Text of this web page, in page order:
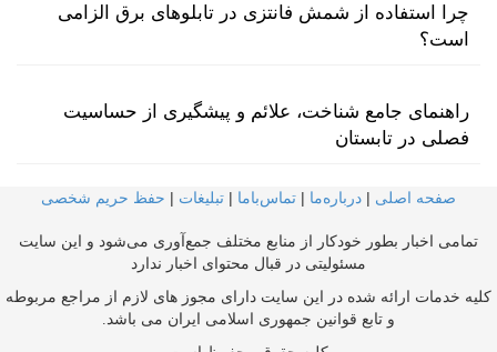
چرا استفاده از شمش فانتزی در تابلوهای برق الزامی
است؟
راهنمای جامع شناخت، علائم و پیشگیری از حساسیت
فصلی در تابستان
صفحه اصلی | درباره‌ما | تماس‌با‌ما | تبلیغات | حفظ حریم شخصی
تمامی اخبار بطور خودکار از منابع مختلف جمع‌آوری می‌شود و این سایت
مسئولیتی در قبال محتوای اخبار ندارد
کلیه خدمات ارائه شده در این سایت دارای مجوز های لازم از مراجع مربوطه
و تابع قوانین جمهوری اسلامی ایران می باشد.